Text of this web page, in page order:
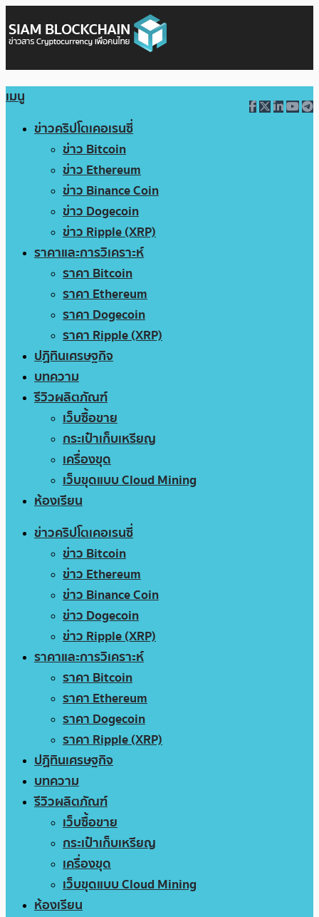
เมนู
ข่าวคริปโตเคอเรนซี่
ข่าว Bitcoin
ข่าว Ethereum
ข่าว Binance Coin
ข่าว Dogecoin
ข่าว Ripple (XRP)
ราคาและการวิเคราะห์
ราคา Bitcoin
ราคา Ethereum
ราคา Dogecoin
ราคา Ripple (XRP)
ปฏิทินเศรษฐกิจ
บทความ
รีวิวผลิตภัณฑ์
เว็บซื้อขาย
กระเป๋าเก็บเหรียญ
เครื่องขุด
เว็บขุดแบบ Cloud Mining
ห้องเรียน
ข่าวคริปโตเคอเรนซี่
ข่าว Bitcoin
ข่าว Ethereum
ข่าว Binance Coin
ข่าว Dogecoin
ข่าว Ripple (XRP)
ราคาและการวิเคราะห์
ราคา Bitcoin
ราคา Ethereum
ราคา Dogecoin
ราคา Ripple (XRP)
ปฏิทินเศรษฐกิจ
บทความ
รีวิวผลิตภัณฑ์
เว็บซื้อขาย
กระเป๋าเก็บเหรียญ
เครื่องขุด
เว็บขุดแบบ Cloud Mining
ห้องเรียน